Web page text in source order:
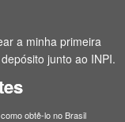
a minha primeira
junto ao INPI.
obtê-lo no Brasil